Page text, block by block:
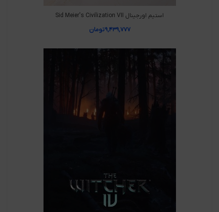
استیم اورجینال Sid Meier's Civilization VII
۹,۴۳۹,۷۷۷تومان